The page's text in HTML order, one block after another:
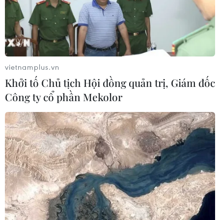
05/08/2026 01:48
Doanh thu của Apple tại Ấn Độ lần
đầu vượt 10 tỷ USD
05/08/2026 00:53
Boeing 737 MAX 7 được đưa vào khai
thác sau hơn 8 năm chờ đợi
04/08/2026 02:48
Amazon lần đầu tiên đạt mức vốn
hóa 3.000 tỷ USD nhờ làn sóng lạc
quan mới về AI
vietnamplus.vn
Khởi tố Chủ tịch Hội đồng quản trị, Giám đốc
Công ty cổ phần Mekolor